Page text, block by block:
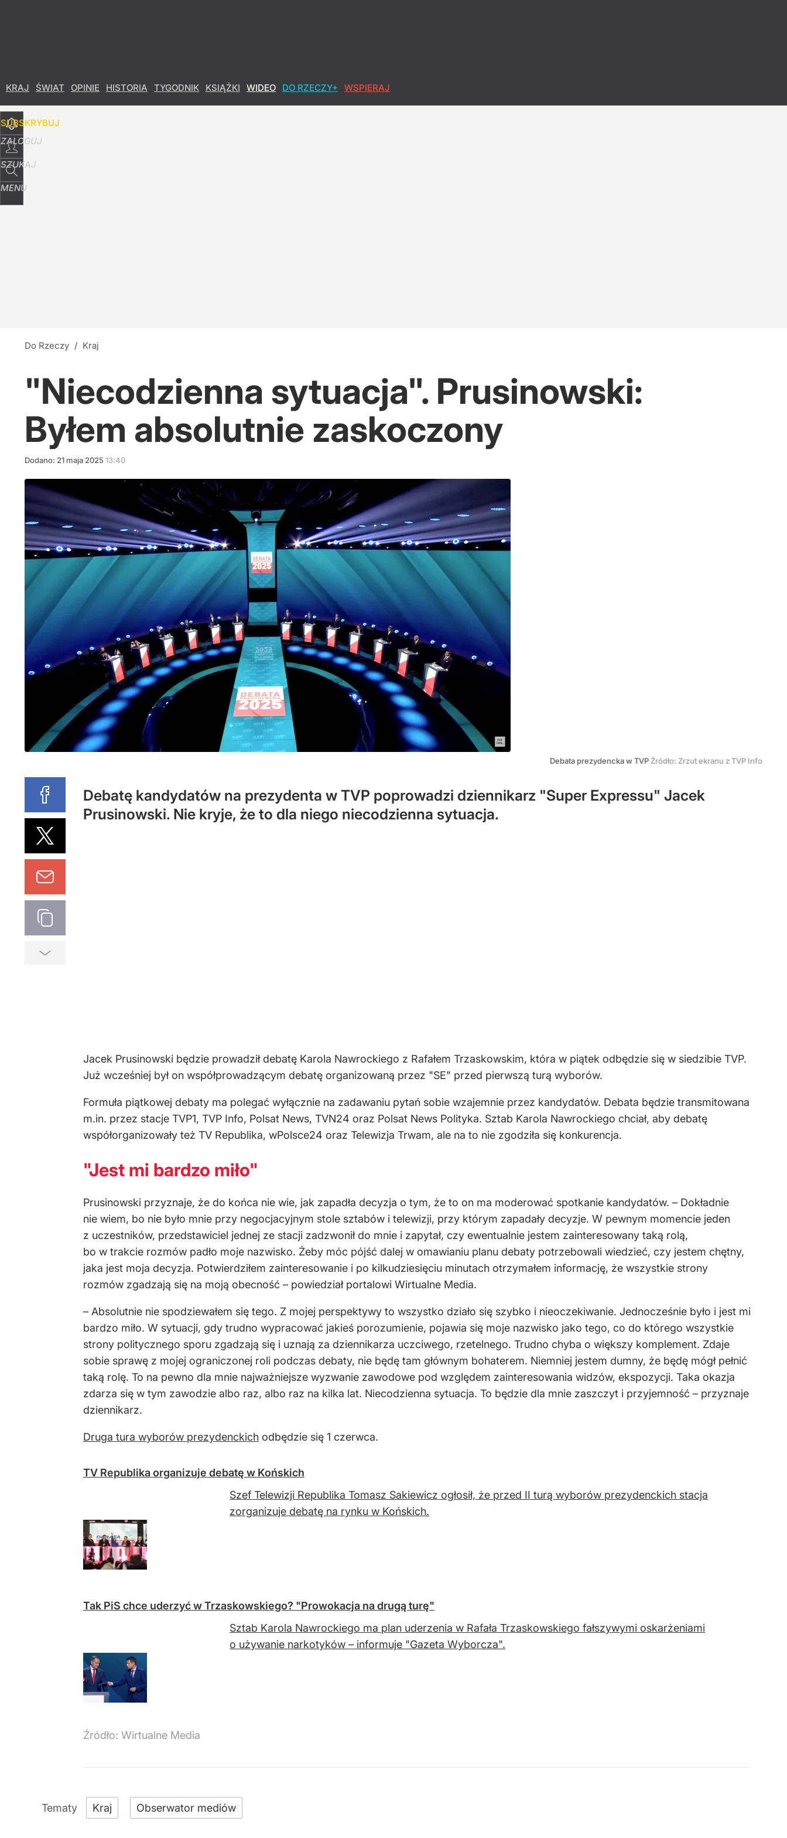
KRAJ ŚWIAT OPINIE HISTORIA TYGODNIK KSIĄŻKI WIDEO DO RZECZY+ WSPIERAJ
SUBSKRYBUJ
ZALOGUJ
SZUKAJ
MENU
Do Rzeczy / Kraj
"Niecodzienna sytuacja". Prusinowski:
Byłem absolutnie zaskoczony
Dodano: 21 maja 2025 13:40
Debata prezydencka w TVP Źródło: Zrzut ekranu z TVP Info
Debatę kandydatów na prezydenta w TVP poprowadzi dziennikarz "Super Expressu" Jacek
Prusinowski. Nie kryje, że to dla niego niecodzienna sytuacja.
Jacek Prusinowski będzie prowadził debatę Karola Nawrockiego z Rafałem Trzaskowskim, która w piątek odbędzie się w siedzibie TVP.
Już wcześniej był on współprowadzącym debatę organizowaną przez "SE" przed pierwszą turą wyborów.
Formuła piątkowej debaty ma polegać wyłącznie na zadawaniu pytań sobie wzajemnie przez kandydatów. Debata będzie transmitowana
m.in. przez stacje TVP1, TVP Info, Polsat News, TVN24 oraz Polsat News Polityka. Sztab Karola Nawrockiego chciał, aby debatę
współorganizowały też TV Republika, wPolsce24 oraz Telewizja Trwam, ale na to nie zgodziła się konkurencja.
"Jest mi bardzo miło"
Prusinowski przyznaje, że do końca nie wie, jak zapadła decyzja o tym, że to on ma moderować spotkanie kandydatów. – Dokładnie
nie wiem, bo nie było mnie przy negocjacyjnym stole sztabów i telewizji, przy którym zapadały decyzje. W pewnym momencie jeden
z uczestników, przedstawiciel jednej ze stacji zadzwonił do mnie i zapytał, czy ewentualnie jestem zainteresowany taką rolą,
bo w trakcie rozmów padło moje nazwisko. Żeby móc pójść dalej w omawianiu planu debaty potrzebowali wiedzieć, czy jestem chętny,
jaka jest moja decyzja. Potwierdziłem zainteresowanie i po kilkudziesięciu minutach otrzymałem informację, że wszystkie strony
rozmów zgadzają się na moją obecność – powiedział portalowi Wirtualne Media.
– Absolutnie nie spodziewałem się tego. Z mojej perspektywy to wszystko działo się szybko i nieoczekiwanie. Jednocześnie było i jest mi
bardzo miło. W sytuacji, gdy trudno wypracować jakieś porozumienie, pojawia się moje nazwisko jako tego, co do którego wszystkie
strony politycznego sporu zgadzają się i uznają za dziennikarza uczciwego, rzetelnego. Trudno chyba o większy komplement. Zdaje
sobie sprawę z mojej ograniczonej roli podczas debaty, nie będę tam głównym bohaterem. Niemniej jestem dumny, że będę mógł pełnić
taką rolę. To na pewno dla mnie najważniejsze wyzwanie zawodowe pod względem zainteresowania widzów, ekspozycji. Taka okazja
zdarza się w tym zawodzie albo raz, albo raz na kilka lat. Niecodzienna sytuacja. To będzie dla mnie zaszczyt i przyjemność – przyznaje
dziennikarz.
Druga tura wyborów prezydenckich odbędzie się 1 czerwca.
TV Republika organizuje debatę w Końskich
Szef Telewizji Republika Tomasz Sakiewicz ogłosił, że przed II turą wyborów prezydenckich stacja
zorganizuje debatę na rynku w Końskich.
Tak PiS chce uderzyć w Trzaskowskiego? "Prowokacja na drugą turę"
Sztab Karola Nawrockiego ma plan uderzenia w Rafała Trzaskowskiego fałszywymi oskarżeniami
o używanie narkotyków – informuje "Gazeta Wyborcza".
Źródło: Wirtualne Media
Kraj Obserwator mediów